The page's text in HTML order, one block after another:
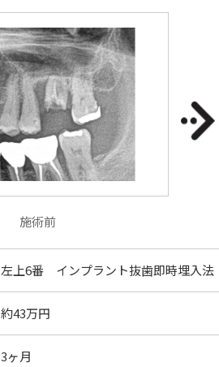
施術前
左上6番 インプラント抜歯即時埋入法
約43万円
3ヶ月